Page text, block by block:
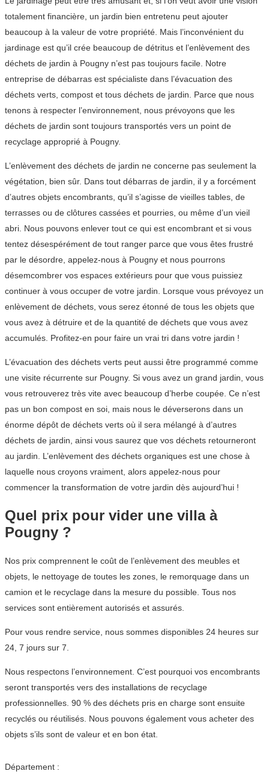
totalement financière, un jardin bien entretenu peut ajouter
beaucoup à la valeur de votre propriété. Mais l’inconvénient du
jardinage est qu’il crée beaucoup de détritus et l’enlèvement des
déchets de jardin à Pougny n’est pas toujours facile. Notre
entreprise de débarras est spécialiste dans l’évacuation des
déchets verts, compost et tous déchets de jardin. Parce que nous
tenons à respecter l’environnement, nous prévoyons que les
déchets de jardin sont toujours transportés vers un point de
recyclage approprié à Pougny.
L’enlèvement des déchets de jardin ne concerne pas seulement la
végétation, bien sûr. Dans tout débarras de jardin, il y a forcément
d’autres objets encombrants, qu’il s’agisse de vieilles tables, de
terrasses ou de clôtures cassées et pourries, ou même d’un vieil
abri. Nous pouvons enlever tout ce qui est encombrant et si vous
tentez désespérément de tout ranger parce que vous êtes frustré
par le désordre, appelez-nous à Pougny et nous pourrons
désemcombrer vos espaces extérieurs pour que vous puissiez
continuer à vous occuper de votre jardin. Lorsque vous prévoyez un
enlèvement de déchets, vous serez étonné de tous les objets que
vous avez à détruire et de la quantité de déchets que vous avez
accumulés. Profitez-en pour faire un vrai tri dans votre jardin !
L’évacuation des déchets verts peut aussi être programmé comme
une visite récurrente sur Pougny. Si vous avez un grand jardin, vous
vous retrouverez très vite avec beaucoup d’herbe coupée. Ce n’est
pas un bon compost en soi, mais nous le déverserons dans un
énorme dépôt de déchets verts où il sera mélangé à d’autres
déchets de jardin, ainsi vous saurez que vos déchets retourneront
au jardin. L’enlèvement des déchets organiques est une chose à
laquelle nous croyons vraiment, alors appelez-nous pour
commencer la transformation de votre jardin dès aujourd’hui !
Quel prix pour vider une villa à
Pougny ?
Nos prix comprennent le coût de l’enlèvement des meubles et
objets, le nettoyage de toutes les zones, le remorquage dans un
camion et le recyclage dans la mesure du possible. Tous nos
services sont entièrement autorisés et assurés.
Pour vous rendre service, nous sommes disponibles 24 heures sur
24, 7 jours sur 7.
Nous respectons l’environnement. C’est pourquoi vos encombrants
seront transportés vers des installations de recyclage
professionnelles. 90 % des déchets pris en charge sont ensuite
recyclés ou réutilisés. Nous pouvons également vous acheter des
objets s’ils sont de valeur et en bon état.
Département :